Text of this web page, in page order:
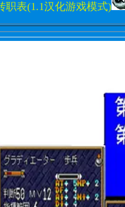
职表(1.1汉化游戏模式)